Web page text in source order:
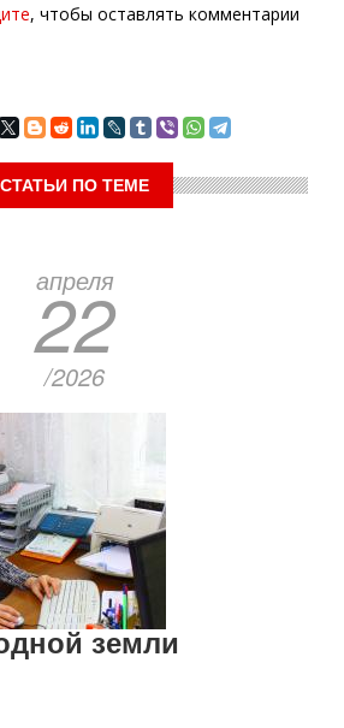
, чтобы оставлять комментарии
СТАТЬИ ПО ТЕМЕ
апреля
22
/2026
земли